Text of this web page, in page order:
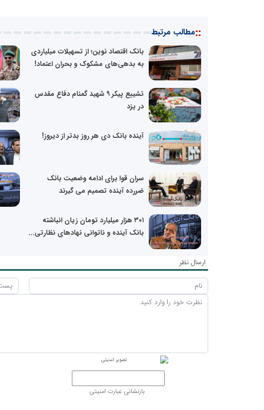
::مطالب مرتبط
بانک اقتصاد نوین؛ از تسهیلات میلیاردی
به بدهی‌های مشکوک و بحران اعتماد!
تشییع پیکر ۹ شهید گمنام دفاع مقدس
در یزد
آینده بانک دی هر روز بدتر از دیروز!
سران قوا برای ادامه وضعیت بانک
ضررده آینده تصمیم می گیرند
۳۰۱ هزار میلیارد تومان زیان انباشته
بانک آینده و ناتوانی نهادهای نظارتی...
ارسال نظر
بازنشانی عبارت امنیتی